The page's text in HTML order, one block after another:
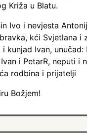
Križa u Blatu.
Ivo i nevjesta
kći Svjetlana i
kunjad Ivan, unučad:
i PetarR, neputi i
rodbina i prijatelji
Božjem!